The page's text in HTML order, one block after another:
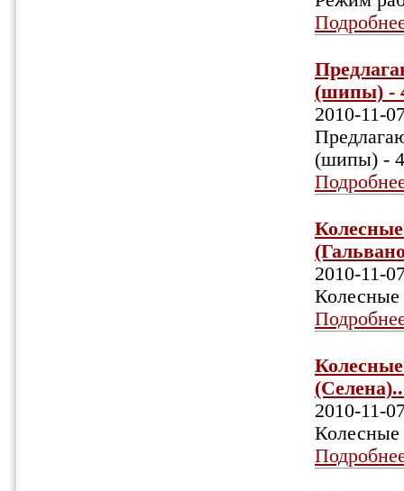
(шипы) -
2010-11-
(шипы) -
2010-11-
Колесные
2010-11-
Колесные